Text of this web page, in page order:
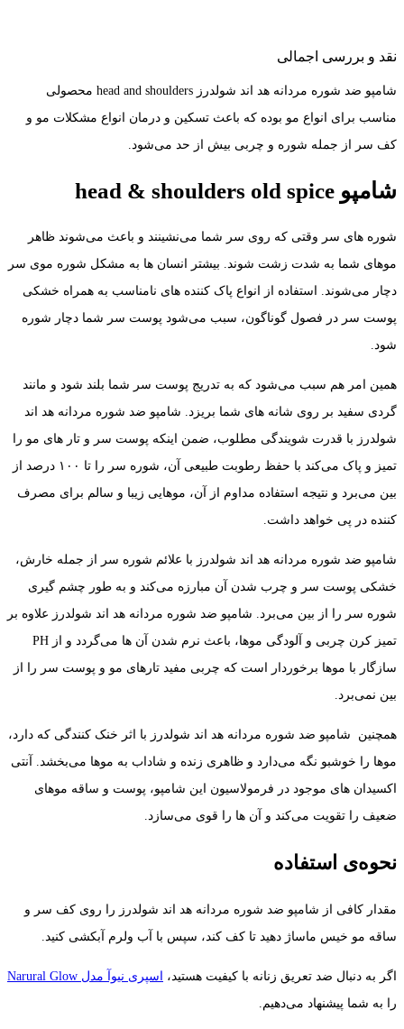
نقد و بررسی اجمالی
شامپو ضد شوره مردانه هد اند شولدرز head and shoulders محصولی
مناسب برای انواع مو بوده که باعث تسکین و درمان انواع مشکلات مو و
کف سر از جمله شوره و چربی بیش از حد می‌شود.
شامپو head & shoulders old spice
شوره‌ های سر وقتی که روی سر شما می‌نشینند و باعث می‌شوند ظاهر
موهای شما به شدت زشت شوند. بیشتر انسان ها به مشکل شوره موی سر
دچار می‌شوند. استفاده از انواع پاک کننده‌ های نامناسب به همراه خشکی
پوست سر در فصول گوناگون، سبب می‌شود پوست سر شما دچار شوره
شود.
همین امر هم سبب می‌شود که به تدریج پوست سر شما بلند شود و مانند
گردی سفید بر روی شانه‌ های شما بریزد. شامپو ضد شوره مردانه هد اند
شولدرز با قدرت شویندگی مطلوب، ضمن اینکه پوست سر و تار های مو را
تمیز و پاک می‌کند با حفظ رطوبت طبیعی آن، شوره سر را تا ۱۰۰ درصد از
بین می‌برد و نتیجه استفاده مداوم از آن، موهایی زیبا و سالم برای مصرف
کننده در پی خواهد داشت.
شامپو ضد شوره مردانه هد اند شولدرز با علائم شوره سر از جمله خارش،
خشکی پوست سر و چرب شدن آن مبارزه می‌کند و به طور چشم گیری
شوره سر را از بین می‌برد. شامپو ضد شوره مردانه هد اند شولدرز علاوه بر
تمیز کرن چربی و آلودگی موها، باعث نرم شدن آن ها می‌گردد و از PH
سازگار با موها برخوردار است که چربی مفید تارهای مو و پوست سر را از
بین نمی‌برد.
همچنین شامپو ضد شوره مردانه هد اند شولدرز با اثر خنک کنندگی که دارد،
موها را خوشبو نگه می‌دارد و ظاهری زنده و شاداب به موها می‌بخشد. آنتی
اکسیدان های موجود در فرمولاسیون این شامپو، پوست و ساقه موهای
ضعیف را تقویت می‌کند و آن ها را قوی می‌سازد.
نحوه‌ی استفاده
مقدار کافی از شامپو ضد شوره مردانه هد اند شولدرز را روی کف سر و
ساقه مو خیس ماساژ دهید تا کف کند، سپس با آب ولرم آبکشی کنید.
اگر به دنبال ضد تعریق زنانه با کیفیت هستید،
اسپری نیوآ مدل Narural Glow
را به شما پیشنهاد می‌دهیم.